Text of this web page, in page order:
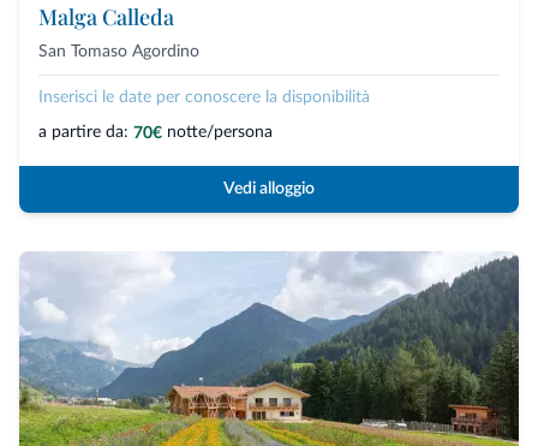
Malga Calleda
San Tomaso Agordino
Inserisci le date per conoscere la disponibilità
a partire da: 70€ notte/persona
Vedi alloggio